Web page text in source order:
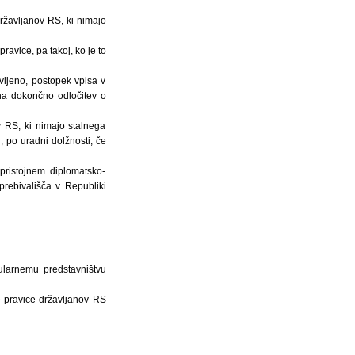
RS, ki nimajo
pa takoj, ko je to
postopek vpisa v
dokončno odločitev o
ki nimajo stalnega
po uradni dolžnosti, če
diplomatsko-
v Republiki
predstavništvu
državljanov RS